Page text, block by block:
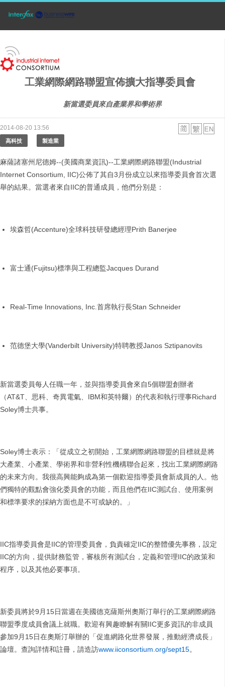
工業網際網路聯盟宣佈擴大指導委員會
新當選委員來自產業界和學術界
2014-08-20 13:56
高科技 製造業
麻薩諸塞州尼德姆--(美國商業資訊)--工業網際網路聯盟(Industrial
Internet Consortium, IIC)公佈了其自3月份成立以來指導委員會首次選
舉的結果。當選者來自IIC的普通成員，他們分別是：
埃森哲(Accenture)全球科技研發總經理Prith Banerjee
富士通(Fujitsu)標準與工程總監Jacques Durand
Real-Time Innovations, Inc.首席執行長Stan Schneider
范德堡大學(Vanderbilt University)特聘教授Janos Sztipanovits
新當選委員每人任職一年，並與指導委員會來自5個聯盟創辦者
（AT&T、思科、奇異電氣、IBM和英特爾）的代表和執行理事Richard
Soley博士共事。
Soley博士表示：「從成立之初開始，工業網際網路聯盟的目標就是將
大產業、小產業、學術界和非營利性機構聯合起來，找出工業網際網路
的未來方向。我很高興能夠成為第一個歡迎指導委員會新成員的人。他
們獨特的觀點會強化委員會的功能，而且他們在IIC測試台、使用案例
和標準要求的採納方面也是不可或缺的。」
IIC指導委員會是IIC的管理委員會，負責確定IIC的整體優先事務，設定
IIC的方向，提供財務監管，審核所有測試台，定義和管理IIC的政策和
程序，以及其他必要事項。
新委員將於9月15日當週在美國德克薩斯州奧斯汀舉行的工業網際網路
聯盟季度成員會議上就職。歡迎有興趣瞭解有關IIC更多資訊的非成員
參加9月15日在奧斯汀舉辦的「促進網路化世界發展，推動經濟成長」
論壇。查詢詳情和註冊，請造訪www.iiconsortium.org/sept15。